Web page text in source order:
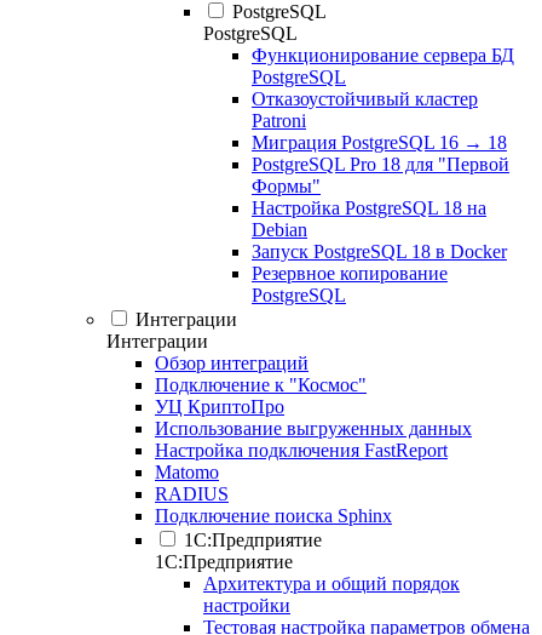
PostgreSQL
PostgreSQL
Функционирование сервера БД
PostgreSQL
Отказоустойчивый кластер
Patroni
Миграция PostgreSQL 16 → 18
PostgreSQL Pro 18 для "Первой
Формы"
Настройка PostgreSQL 18 на
Debian
Запуск PostgreSQL 18 в Docker
Резервное копирование
PostgreSQL
Интеграции
Интеграции
Обзор интеграций
Подключение к "Космос"
УЦ КриптоПро
Использование выгруженных данных
Настройка подключения FastReport
Matomo
RADIUS
Подключение поиска Sphinx
1С:Предприятие
1С:Предприятие
Архитектура и общий порядок
настройки
Тестовая настройка параметров обмена